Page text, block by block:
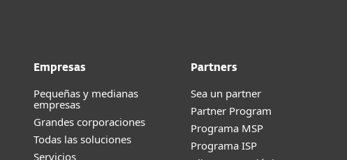
Empresas
Pequeñas y medianas
empresas
Grandes corporaciones
Todas las soluciones
Servicios
Partners
Sea un partner
Partner Program
Programa MSP
Programa ISP